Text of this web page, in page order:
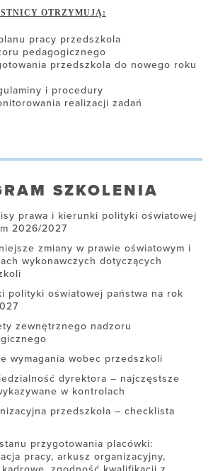
OTRZYMUJĄ:
pracy przedszkola
pedagogicznego
przedszkola do nowego roku
i procedury
realizacji zadań
SZKOLENIA
prawa i kierunki polityki oświatowej
2026/2027
zmiany w prawie oświatowym i
wykonawczych dotyczących
polityki oświatowej państwa na rok
zewnętrznego nadzoru
wymagania wobec przedszkoli
dyrektora – najczęstsze
w kontrolach
przedszkola – checklista
przygotowania placówki:
pracy, arkusz organizacyjny,